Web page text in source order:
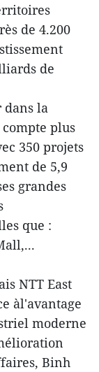
de 4.200
de
dans la
plus
350 projets
de 5,9
grandes
que :
NTT East
àl'avantage
moderne
Binh